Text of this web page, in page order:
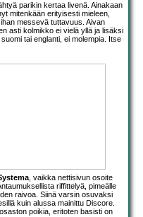
parikin kertaa livenä. Ainakaan
mitenkään erityisesti mieleen,
messevä tuttavuus. Aivan
asti kolmikko ei vielä yllä ja lisäksi
tai englanti, ei molempia. Itse
, vaikka nettisivun osoite
riffittelyä, pimeälle
raivoa. Siinä varsin osuvaksi
kuin alussa mainittu Discore.
poikia, eritoten basisti on